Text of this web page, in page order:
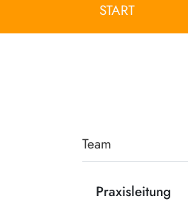
START
Team
Praxisleitung